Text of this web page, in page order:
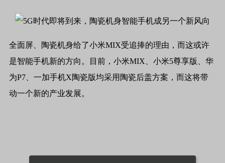
全面屏、陶瓷机身给了小米MIX受追捧的理由，而这或许
是智能手机新的方向。目前，小米MIX、小米5尊享版、华
为P7、一加手机X陶瓷版均采用陶瓷后盖方案，而这将带
动一个新的产业发展。